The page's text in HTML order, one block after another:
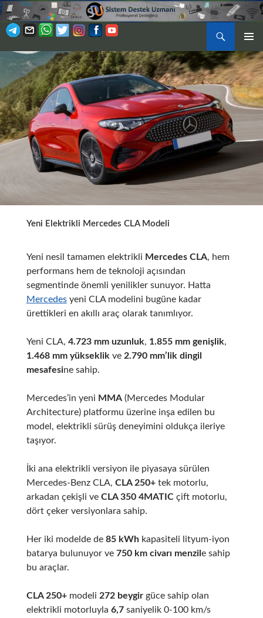
Ara
MENÜ
İÇERIĞE
ATLA
Yeni Elektrikli Mercedes CLA Modeli
Yeni nesil tamamen elektrikli Mercedes CLA, hem
performans hem de teknoloji açısından
segmentinde önemli yenilikler sunuyor. Hatta
Mercedesyeni CLA modelini bugüne kadar
ürettikleri en akıllı araç olarak tanımlıyor.
Yeni CLA, 4.723 mm uzunluk, 1.855 mm genişlik,
1.468 mm yükseklik ve 2.790 mm’lik dingil
mesafesine sahip.
Mercedes’in yeni MMA(Mercedes Modular
Architecture) platformu üzerine inşa edilen bu
model, elektrikli sürüş deneyimini oldukça ileriye
taşıyor.
İki ana elektrikli versiyon ile piyasaya sürülen
Mercedes-Benz CLA, CLA 250+tek motorlu,
arkadan çekişli ve CLA 350 4MATICçift motorlu,
dört çeker versiyonlara sahip.
Her iki modelde de 85 kWhkapasiteli lityum-iyon
batarya bulunuyor ve 750 km civarı menzile sahip
bu araçlar.
CLA 250+modeli 272 beygirgüce sahip olan
elektrikli motorluyla 6,7saniyelik 0-100 km/s